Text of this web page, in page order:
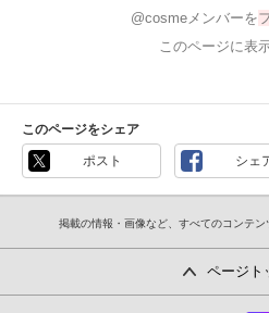
@cosmeメンバーを
このページに表
このページをシェア
ポスト シェ
掲載の情報・画像など、すべてのコンテン
ページト